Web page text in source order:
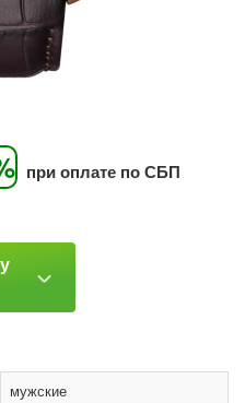
при оплате по СБП
мужские